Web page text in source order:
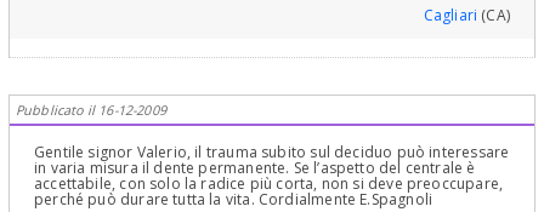
Cagliari (CA)
Pubblicato il 16-12-2009
Gentile signor Valerio, il trauma subito sul deciduo può interessare
in varia misura il dente permanente. Se l’aspetto del centrale è
accettabile, con solo la radice più corta, non si deve preoccupare,
perché può durare tutta la vita. Cordialmente E.Spagnoli